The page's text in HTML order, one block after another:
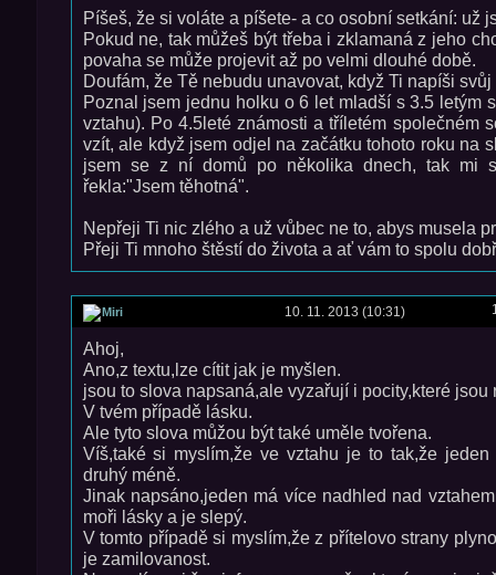
Píšeš, že si voláte a píšete- a co osobní setkání: už
Pokud ne, tak můžeš být třeba i zklamaná z jeho
povaha se může projevit až po velmi dlouhé době.
Doufám, že Tě nebudu unavovat, když Ti napíši svůj
Poznal jsem jednu holku o 6 let mladší s 3.5 letým
vztahu). Po 4.5leté známosti a tříletém společném
vzít, ale když jsem odjel na začátku tohoto roku na
jsem se z ní domů po několika dnech, tak mi
řekla:"Jsem těhotná".
Nepřeji Ti nic zlého a už vůbec ne to, abys musela
Přeji Ti mnoho štěstí do života a ať vám to spolu
Miri 10. 11. 2013 (10:31)
Ahoj,
Ano,z textu,lze cítit jak je myšlen.
jsou to slova napsaná,ale vyzařují i pocity,které jsou
V tvém případě lásku.
Ale tyto slova můžou být také uměle tvořena.
Víš,také si myslím,že ve vztahu je to tak,že
druhý méně.
Jinak napsáno,jeden má více nadhled nad
moři lásky a je slepý.
V tomto případě si myslím,že z přítelovo strany
je zamilovanost.